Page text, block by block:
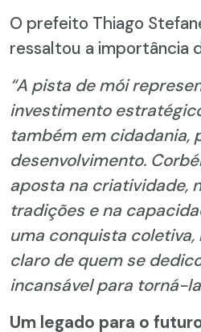
O prefeito Thiago
ressaltou a importância
“A pista de mói
investimento
também em cidadania,
desenvolvimento.
aposta na criatividade,
tradições e na
uma conquista
claro de quem se
incansável para torná-
Um legado para o